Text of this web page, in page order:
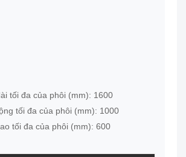
tối đa của phôi (mm): 1600
tối đa của phôi (mm): 1000
tối đa của phôi (mm): 600